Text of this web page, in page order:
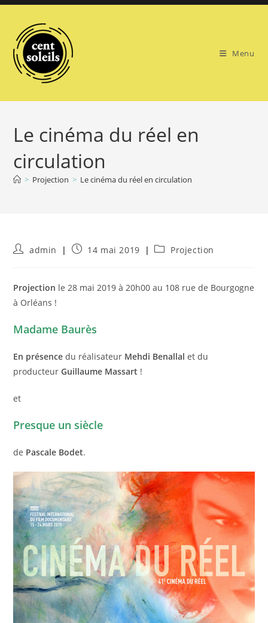
Skip
content
Menu
Le cinéma du réel en
circulation
> Projection > Le cinéma du réel en circulation
Auteur/autrice
publication :
admin
Publication
14 mai 2019
PostProjection
Projection le 28 mai 2019 à 20h00 au 108 rue de Bourgogne
à Orléans !
Madame Baurès
En présence du réalisateur Mehdi Benallal et du
producteurGuillaume Massart !
et
Presque un siècle
de Pascale Bodet.